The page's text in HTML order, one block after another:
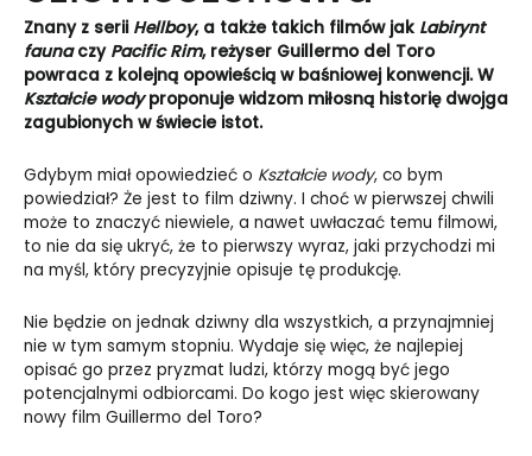
Znany z serii Hellboy, a także takich filmów jak Labirynt
faunaczy Pacific Rim, reżyser Guillermo del Toro
powraca z kolejną opowieścią w baśniowej konwencji. W
Kształcie wodyproponuje widzom miłosną historię dwojga
zagubionych w świecie istot.
Gdybym miał opowiedzieć o Kształcie wody, co bym
powiedział? Że jest to film dziwny. I choć w pierwszej chwili
może to znaczyć niewiele, a nawet uwłaczać temu filmowi,
to nie da się ukryć, że to pierwszy wyraz, jaki przychodzi mi
na myśl, który precyzyjnie opisuje tę produkcję.
Nie będzie on jednak dziwny dla wszystkich, a przynajmniej
nie w tym samym stopniu. Wydaje się więc, że najlepiej
opisać go przez pryzmat ludzi, którzy mogą być jego
potencjalnymi odbiorcami. Do kogo jest więc skierowany
nowy film Guillermo del Toro?